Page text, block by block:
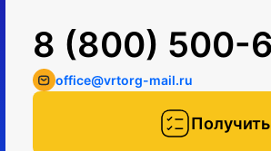
8 (800) 500-
office@vrtorg-mail.ru